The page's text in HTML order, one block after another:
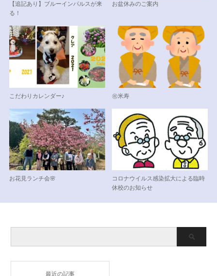
【追記あり】ブルーインパルスが来
る！
お盆休みのご案内
こだわりカレンダー♪ ㊗米寿
お花見ランチ会🌸
コロナウイルス感染拡大による臨時
休校のお知らせ
最近の記事